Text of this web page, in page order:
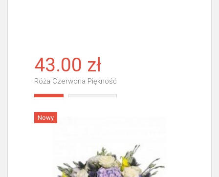
43.00 zł
Róża Czerwona Piękność
Nowy